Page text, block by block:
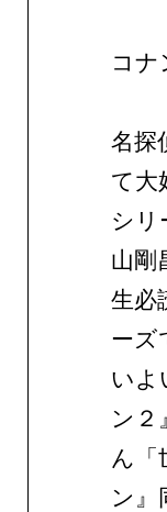
コナ
名探
て大
シリ
山剛
生必
ーズ
いよ
ン
ん「
ン』